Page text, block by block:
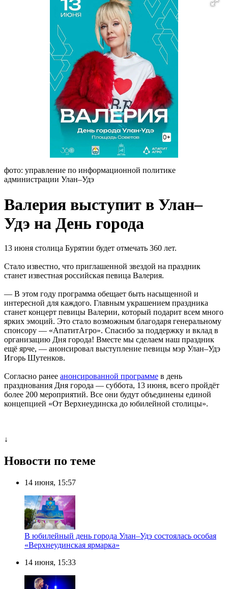
фото: управление по информационной политике
администрации Улан–Удэ
Валерия выступит в Улан–
Удэ на День города
13 июня столица Бурятии будет отмечать 360 лет.
Стало известно, что приглашенной звездой на праздник
станет известная российская певица Валерия.
— В этом году программа обещает быть насыщенной и
интересной для каждого. Главным украшением праздника
станет концерт певицы Валерии, который подарит всем много
ярких эмоций. Это стало возможным благодаря генеральному
спонсору — «АпатитАгро». Спасибо за поддержку и вклад в
организацию Дня города! Вместе мы сделаем наш праздник
ещё ярче, — анонсировал выступление певицы мэр Улан–Удэ
Игорь Шутенков.
Согласно ранее анонсированной программе в день
празднования Дня города — суббота, 13 июня, всего пройдёт
более 200 мероприятий. Все они будут объединены единой
концепцией «От Верхнеудинска до юбилейной столицы».
↓
Новости по теме
14 июня, 15:57
В юбилейный день города Улан–Удэ состоялась особая
«Верхнеудинская ярмарка»
14 июня, 15:33